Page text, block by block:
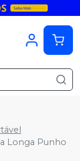
Longa Punho